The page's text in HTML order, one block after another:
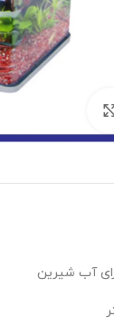
آب شیرین